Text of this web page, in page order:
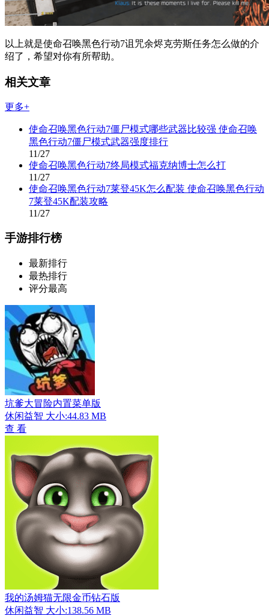
以上就是使命召唤黑色行动7诅咒余烬克劳斯任务怎么做的介
绍了，希望对你有所帮助。
相关文章
更多+
使命召唤黑色行动7僵尸模式哪些武器比较强 使命召唤
黑色行动7僵尸模式武器强度排行
11/27
使命召唤黑色行动7终局模式福克纳博士怎么打
11/27
使命召唤黑色行动7莱登45K怎么配装 使命召唤黑色行动
7莱登45K配装攻略
11/27
手游排行榜
最新排行
最热排行
评分最高
坑爹大冒险内置菜单版
休闲益智 大小:44.83 MB
查 看
我的汤姆猫无限金币钻石版
休闲益智 大小:138.56 MB